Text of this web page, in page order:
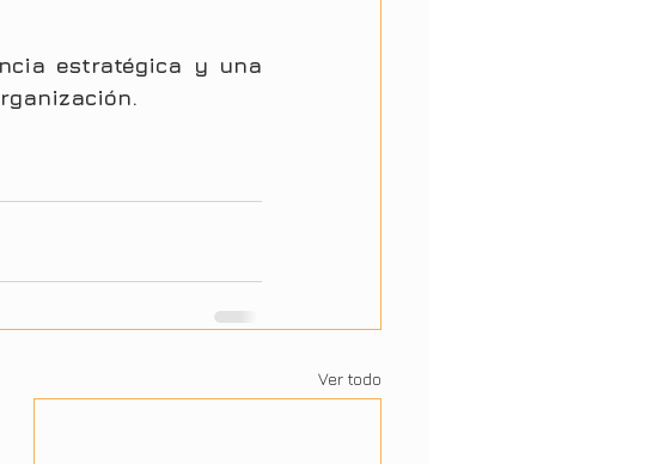
estratégica y una
Ver todo